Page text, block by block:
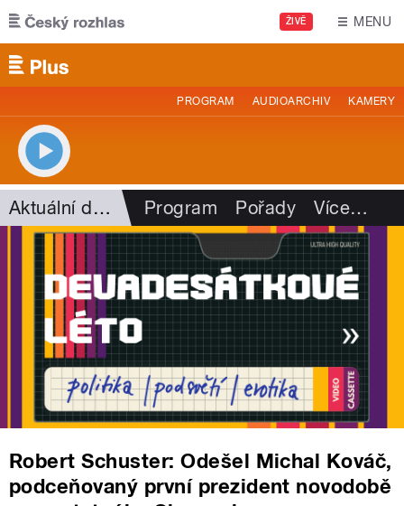
Přejít k hlavnímu obsahu
ŽIVĚ MENU
PROGRAM AUDIOARCHIV KAMERY
Aktuální dění Program Pořady Více…
Robert Schuster: Odešel Michal Kováč,
podceňovaný první prezident novodobě